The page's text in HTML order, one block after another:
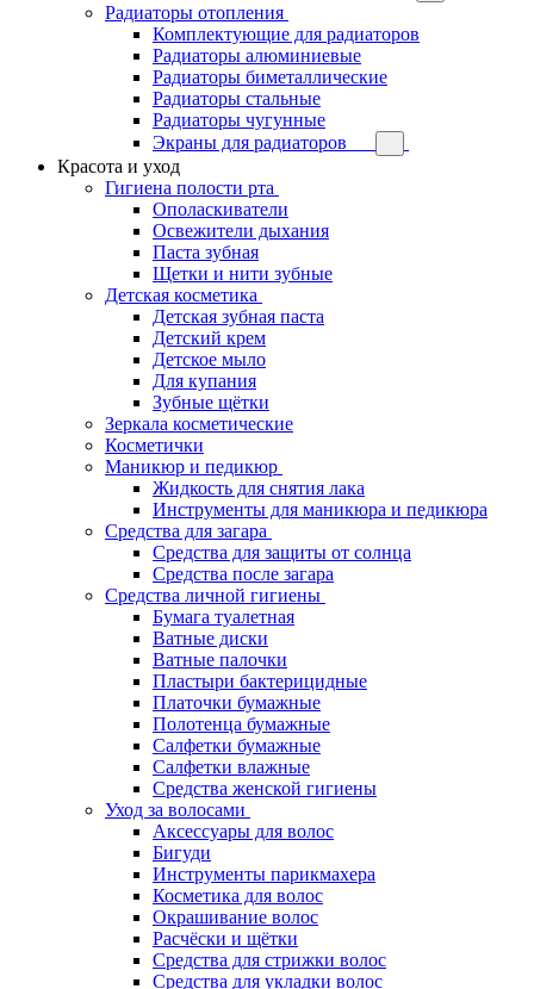
Радиаторы отопления
Комплектующие для радиаторов
Радиаторы алюминиевые
Радиаторы биметаллические
Радиаторы стальные
Радиаторы чугунные
Экраны для радиаторов
Красота и уход
Гигиена полости рта
Ополаскиватели
Освежители дыхания
Паста зубная
Щетки и нити зубные
Детская косметика
Детская зубная паста
Детский крем
Детское мыло
Для купания
Зубные щётки
Зеркала косметические
Косметички
Маникюр и педикюр
Жидкость для снятия лака
Инструменты для маникюра и педикюра
Средства для загара
Средства для защиты от солнца
Средства после загара
Средства личной гигиены
Бумага туалетная
Ватные диски
Ватные палочки
Пластыри бактерицидные
Платочки бумажные
Полотенца бумажные
Салфетки бумажные
Салфетки влажные
Средства женской гигиены
Уход за волосами
Аксессуары для волос
Бигуди
Инструменты парикмахера
Косметика для волос
Окрашивание волос
Расчёски и щётки
Средства для стрижки волос
Средства для укладки волос